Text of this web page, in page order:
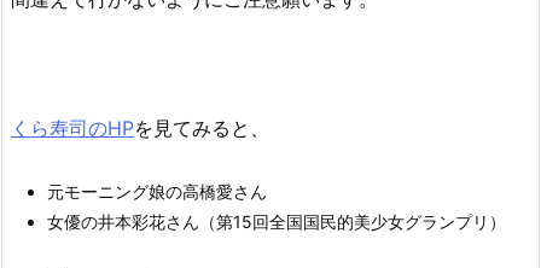
くら寿司のHPを見てみると、
元モーニング娘の高橋愛さん
女優の井本彩花さん（第15回全国国民的美少女グランプリ）